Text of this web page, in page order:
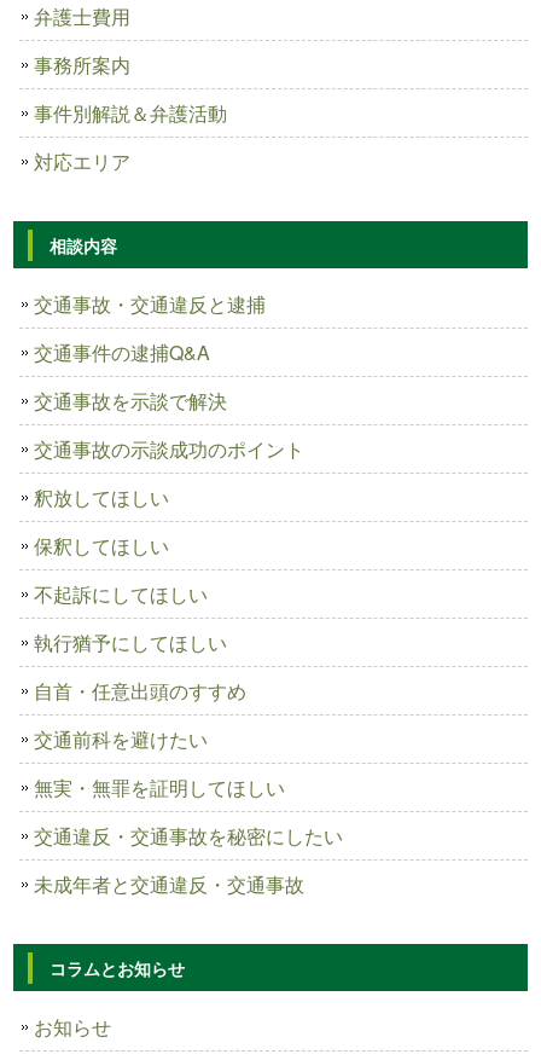
弁護士費用
事務所案内
事件別解説＆弁護活動
対応エリア
相談内容
交通事故・交通違反と逮捕
交通事件の逮捕Q&A
交通事故を示談で解決
交通事故の示談成功のポイント
釈放してほしい
保釈してほしい
不起訴にしてほしい
執行猶予にしてほしい
自首・任意出頭のすすめ
交通前科を避けたい
無実・無罪を証明してほしい
交通違反・交通事故を秘密にしたい
未成年者と交通違反・交通事故
コラムとお知らせ
お知らせ